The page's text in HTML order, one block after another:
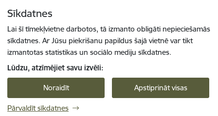
Sīkdatnes
Lai šī tīmekļvietne darbotos, tā izmanto obligāti nepieciešamās
sīkdatnes. Ar Jūsu piekrišanu papildus šajā vietnē var tikt
izmantotas statistikas un sociālo mediju sīkdatnes.
Lūdzu, atzīmējiet savu izvēli:
Noraidīt Apstiprināt visas
Pārvaldīt sīkdatnes